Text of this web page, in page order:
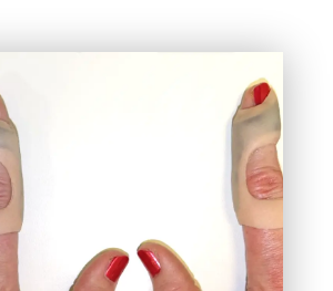
FINGER-ORTHESEN
Gicht, …für Betroffene sind die
den Fingergelenken oft unerträglich.
Finger-Orthesen kann eine gewisse
Schmerzlinderung erzielt werden.